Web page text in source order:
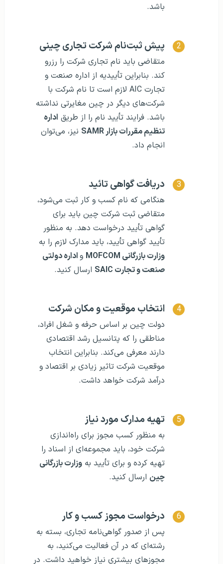
باشد.
پیش ثبت‌نام شرکت تجاری چینی
متقاضی باید نام تجاری شرکت را رزرو
کند. بنابراین تأییدیه از اداره صنعت و
تجارت AIC لازم است تا نام شرکت با
شرکت‌های دیگر در چین مغایرتی نداشته
باشد. فرایند تأیید نام را از طریق اداره
تنظیم مقررات بازار SAMR
نیز، می‌توان
انجام داد.
دریافت گواهی تائید
هنگامی که نام کسب و کار ثبت می‌شود،
متقاضی ثبت شرکت چین باید برای
گواهی تأیید درخواست دهد. به منظور
تأیید گواهی تأیید، باید مدارک لازم را به
وزارت بازرگانی MOFCOM
واداره دولتی
صنعت و تجارت SAIC
ارسال کنید.
انتخاب موقعیت و مکان شرکت
دولت چین بر اساس حرفه و شغل افراد،
مناطقی را که پتانسیل رشد اقتصادی
دارند معرفی می‌کند. بنابراین انتخاب
موقعیت شرکت تاثیر زیادی بر اقتصاد و
درآمد شرکت خواهد داشت.
تهیه مدارک مورد نیاز
به منظور کسب مجوز برای راه‌اندازی
شرکت خود، باید مجموعه‌ای از اسناد را
تهیه کرده و برای تأیید به وزارت بازرگانی
چین ارسال کنید.
درخواست مجوز کسب و کار
پس از صدور گواهی‌نامه تجاری، بسته به
رشته‌ای که در آن فعالیت می‌کنید، به
مجوزهای بیشتری نیاز خواهید داشت. در